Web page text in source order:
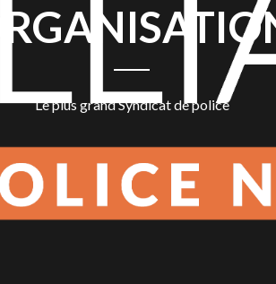
Le plus grand Syndicat de police